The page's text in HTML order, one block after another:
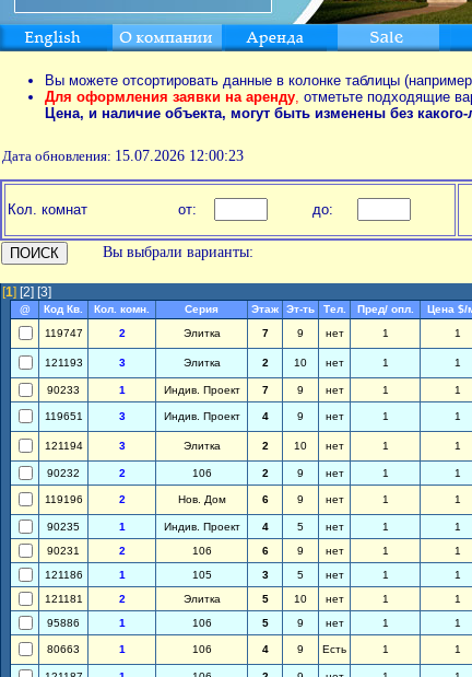
Вы можете отсортировать данные в колонке таблицы
Для оформления заявки на аренду, отметьте подходящие
Цена, и наличие объекта, могут быть изменены без
Дата обновления: 15.07.2026 12:00:23
Кол. комнат от: до:
Вы выбрали варианты:
[1] [2] [3]
@ Код Кв. Кол. комн. Серия Этаж Эт-ть Тел. Пред/ опл. Цена $/
119747
2 Элитка 7 9 нет 1 1
121193 3 Элитка 2 10 нет 1 1
90233 1 Индив. Проект 7 9 нет 1 1
119651 3 Индив. Проект 4 9 нет 1 1
121194 3 Элитка 2 10 нет 1 1
90232 2 106 2 9 нет 1 1
119196 2 Нов. Дом 6 9 нет 1 1
90235 1 Индив. Проект 4 5 нет 1 1
90231
2 106 6 9 нет 1 1
121186
1 105 3 5 нет 1 1
121181
2 Элитка 5 10 нет 1 1
95886
1 106 5 9 нет 1 1
80663 1 106 4 9 Есть 1 1